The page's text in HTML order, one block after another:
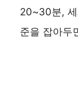
20~30분,
준을 잡아두